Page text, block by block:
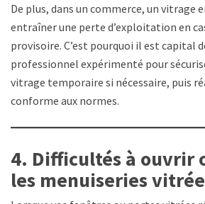
De plus, dans un commerce, un vitrage
entraîner une perte d’exploitation en
provisoire. C’est pourquoi il est capital
professionnel expérimenté pour
vitrage temporaire si nécessaire, puis
conforme aux normes.
4. Difficultés à ouvrir
les menuiseries